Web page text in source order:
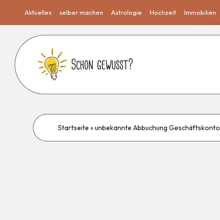
Aktuelles selber machen Astrologie Hochzeit Immobilien
Startseite »unbekannte Abbuchung Geschäftskonto